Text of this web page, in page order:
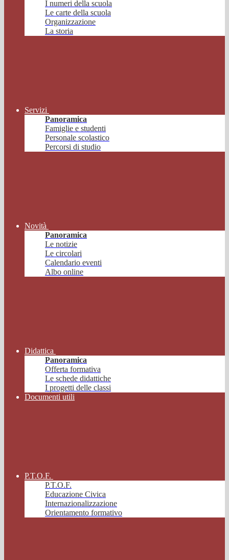
I numeri della scuola
Le carte della scuola
Organizzazione
La storia
Servizi
Panoramica
Famiglie e studenti
Personale scolastico
Percorsi di studio
Novità
Panoramica
Le notizie
Le circolari
Calendario eventi
Albo online
Didattica
Panoramica
Offerta formativa
Le schede didattiche
I progetti delle classi
Documenti utili
P.T.O.F.
P.T.O.F.
Educazione Civica
Internazionalizzazione
Orientamento formativo